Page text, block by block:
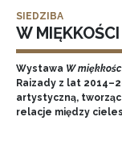
SIEDZIBA
W
Wystawa W
Raizady z lat
artystyczną,
relacje między